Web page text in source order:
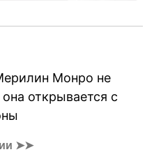
Монро не
открывается с
➤➤